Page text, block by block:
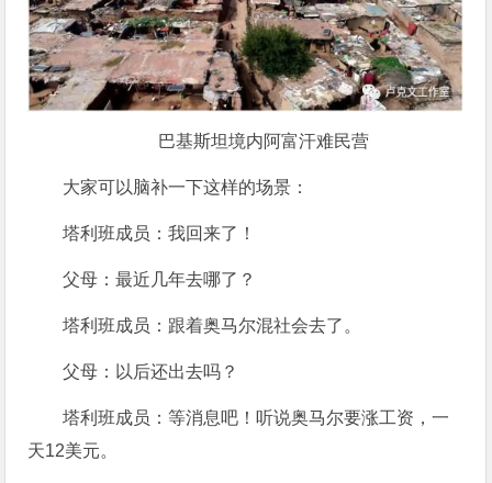
巴基斯坦境内阿富汗难民营
大家可以脑补一下这样的场景：
塔利班成员：我回来了！
父母：最近几年去哪了？
塔利班成员：跟着奥马尔混社会去了。
父母：以后还出去吗？
塔利班成员：等消息吧！听说奥马尔要涨工资，一
天12美元。